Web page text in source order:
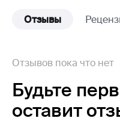
Отзывы
Отзывов пока что нет
Будьте
оставит